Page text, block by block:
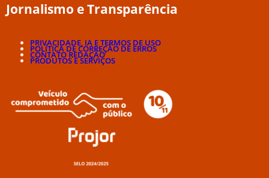
Jornalismo e Transparência
PRIVACIDADE, IA E TERMOS DE USO
POLÍTICA DE CORREÇÃO DE ERROS
CONTATO REDAÇÃO
PRODUTOS E SERVIÇOS